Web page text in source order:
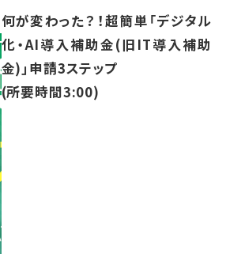
何が変わった？！超簡単「デジタル
化・AI導入補助金(旧IT導入補助
金)」申請3ステップ
(所要時間3:00)